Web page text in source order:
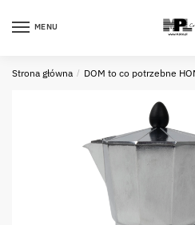
MENU
Strona główna / DOM to co potrzebne